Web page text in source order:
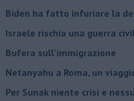
Biden ha fatto infuriare la
Israele rischia una guerra
Bufera sull'immigrazione
Netanyahu a Roma, un
Per Sunak niente crisi e